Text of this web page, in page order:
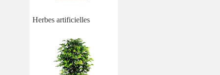
Herbes artificielles